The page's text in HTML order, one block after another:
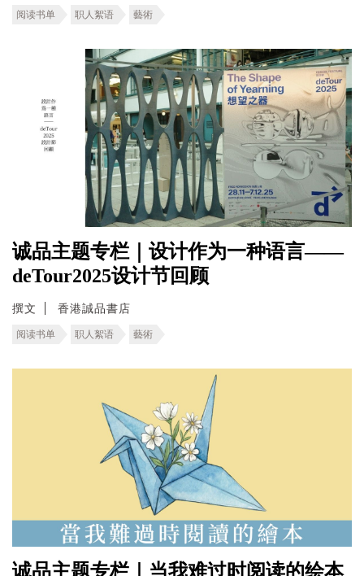
阅读书单 职人絮语 藝術
诚品主题专栏｜设计作为一种语言——
deTour2025设计节回顾
撰文 香港誠品書店
阅读书单 职人絮语 藝術
诚品主题专栏｜当我难过时阅读的绘本